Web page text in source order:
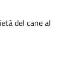
del cane al